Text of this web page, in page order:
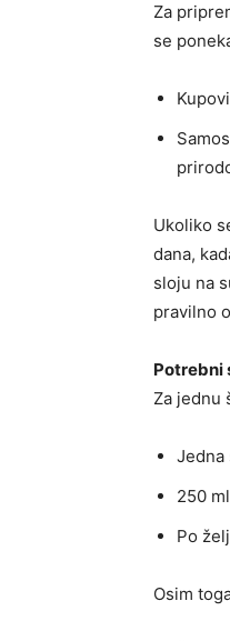
Za
se
Ukoliko
dana,
sloju na
pravilno
Potrebni
Za jednu
Jedna
250
Po
Osim